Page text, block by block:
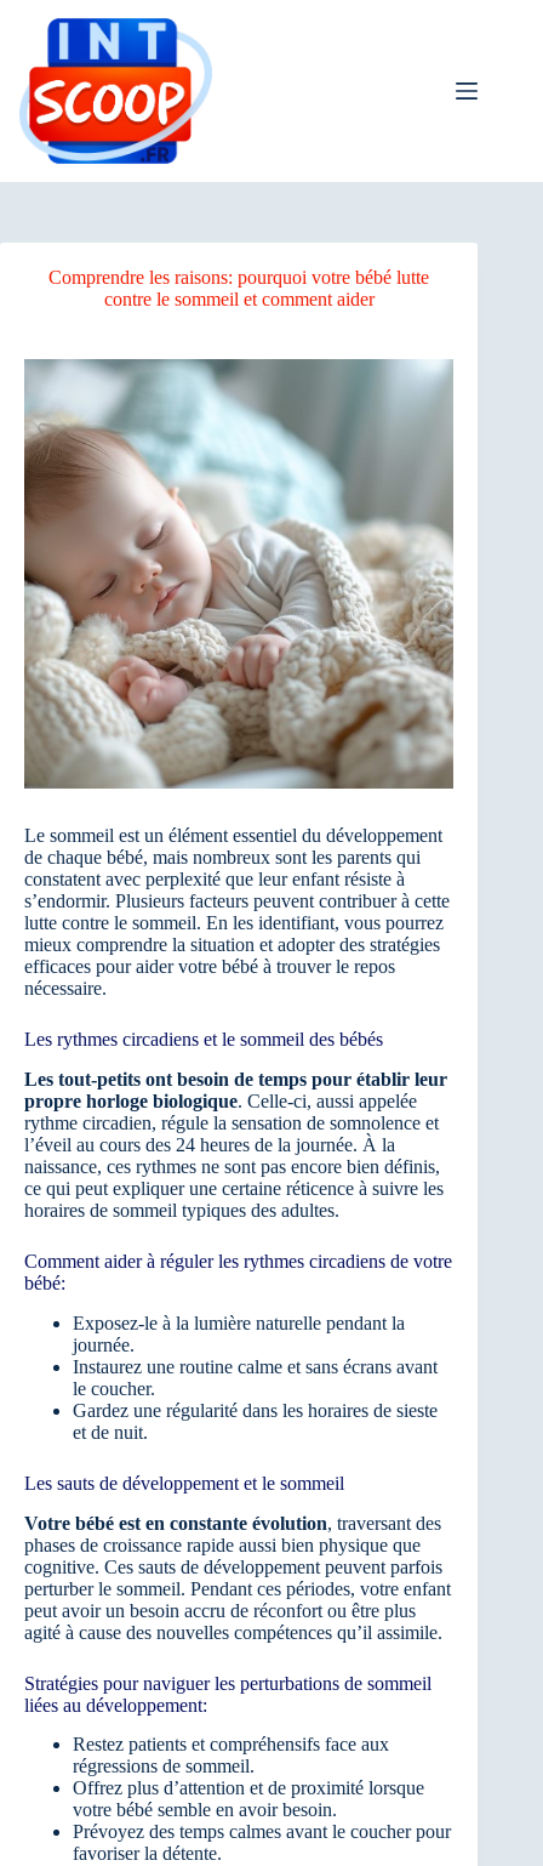
Comprendre les raisons: pourquoi votre bébé lutte
contre le sommeil et comment aider
Le sommeil est un élément essentiel du développement
de chaque bébé, mais nombreux sont les parents qui
constatent avec perplexité que leur enfant résiste à
s’endormir. Plusieurs facteurs peuvent contribuer à cette
lutte contre le sommeil. En les identifiant, vous pourrez
mieux comprendre la situation et adopter des stratégies
efficaces pour aider votre bébé à trouver le repos
nécessaire.
Les rythmes circadiens et le sommeil des bébés
Les tout-petits ont besoin de temps pour établir leur
propre horloge biologique. Celle-ci, aussi appelée
rythme circadien, régule la sensation de somnolence et
l’éveil au cours des 24 heures de la journée. À la
naissance, ces rythmes ne sont pas encore bien définis,
ce qui peut expliquer une certaine réticence à suivre les
horaires de sommeil typiques des adultes.
Comment aider à réguler les rythmes circadiens de votre
bébé:
Exposez-le à la lumière naturelle pendant la
journée.
Instaurez une routine calme et sans écrans avant
le coucher.
Gardez une régularité dans les horaires de sieste
et de nuit.
Les sauts de développement et le sommeil
Votre bébé est en constante évolution, traversant des
phases de croissance rapide aussi bien physique que
cognitive. Ces sauts de développement peuvent parfois
perturber le sommeil. Pendant ces périodes, votre enfant
peut avoir un besoin accru de réconfort ou être plus
agité à cause des nouvelles compétences qu’il assimile.
Stratégies pour naviguer les perturbations de sommeil
liées au développement:
Restez patients et compréhensifs face aux
régressions de sommeil.
Offrez plus d’attention et de proximité lorsque
votre bébé semble en avoir besoin.
Prévoyez des temps calmes avant le coucher pour
favoriser la détente.